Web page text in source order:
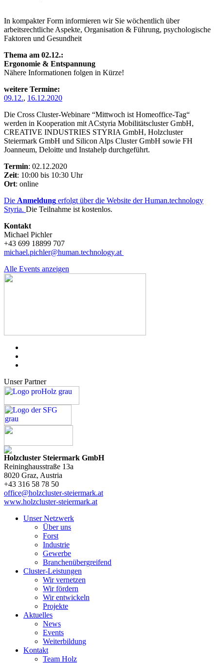
In kompakter Form informieren wir Sie wöchentlich über
arbeitsrechtliche Aspekte, Organisation & Führung, psychologische
Faktoren und Gesundheit
Thema am 02.12.:
Ergonomie & Entspannung
Nähere Informationen folgen in Kürze!
weitere Termine:
09.12., 16.12.2020
Die Cross Cluster-Webinare “Mittwoch ist Homeoffice-Tag“
werden in Kooperation mit ACstyria Mobilitätscluster GmbH,
CREATIVE INDUSTRIES STYRIA GmbH, Holzcluster
Steiermark GmbH und Silicon Alps Cluster GmbH sowie FH
Joanneum, Deloitte und Instahelp durchgeführt.
Termin: 02.12.2020
Zeit: 10:00 bis 10:30 Uhr
Ort: online
Die Anmeldung erfolgt über die Website der Human.technology
Styria. Die Teilnahme ist kostenlos.
Kontakt
Michael Pichler
+43 699 18899 707
michael.pichler@human.technology.at
Alle Events anzeigen
Unser Partner
Holzcluster Steiermark GmbH
Reininghausstraße 13a
8020 Graz, Austria
+43 316 58 78 50
office@holzcluster-steiermark.at
www.holzcluster-steiermark.at
Unser Netzwerk
Über uns
Forst
Industrie
Gewerbe
Branchenübergreifend
Cluster-Leistungen
Wir vernetzen
Wir fördern
Wir entwickeln
Projekte
Aktuelles
News
Events
Weiterbildung
Kontakt
Team Holz